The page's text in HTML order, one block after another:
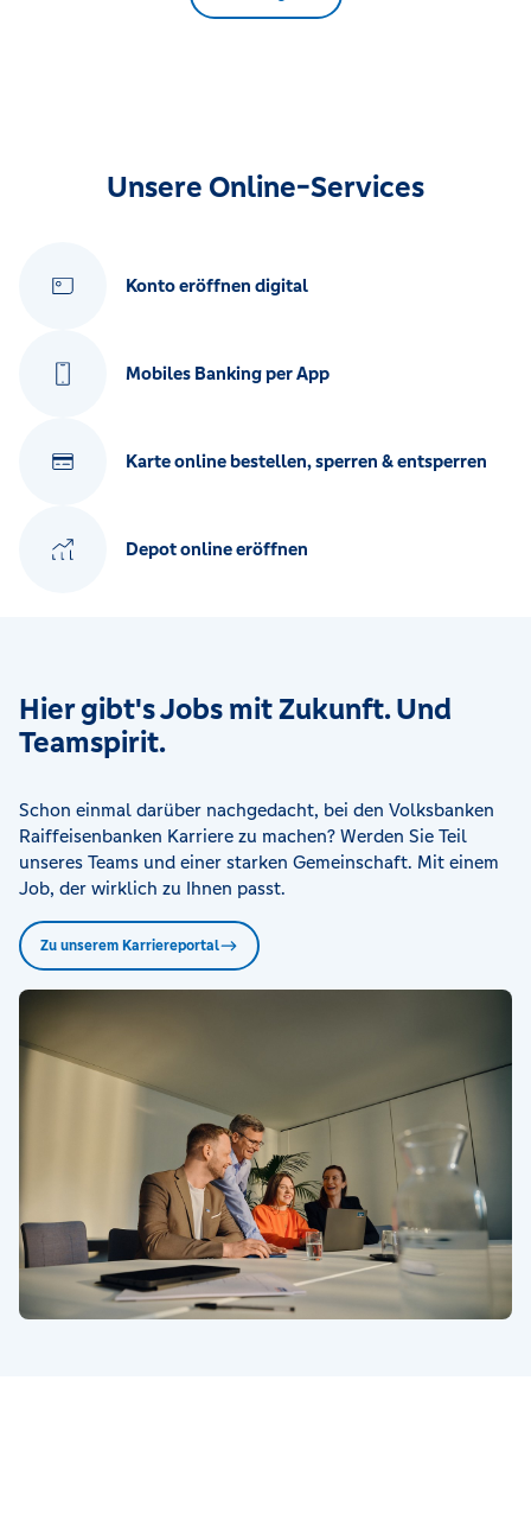
Unsere Online-Services
Konto eröffnen digital
Mobiles Banking per App
Karte online bestellen, sperren & entsperren
Depot online eröffnen
Hier gibt's Jobs mit Zukunft. Und
Teamspirit.
Schon einmal darüber nachgedacht, bei den Volksbanken
Raiffeisenbanken Karriere zu machen? Werden Sie Teil
unseres Teams und einer starken Gemeinschaft. Mit einem
Job, der wirklich zu Ihnen passt.
Zu unserem Karriereportal